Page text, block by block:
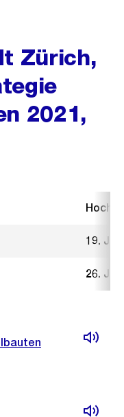
Zürich,
2021,
19.
26.